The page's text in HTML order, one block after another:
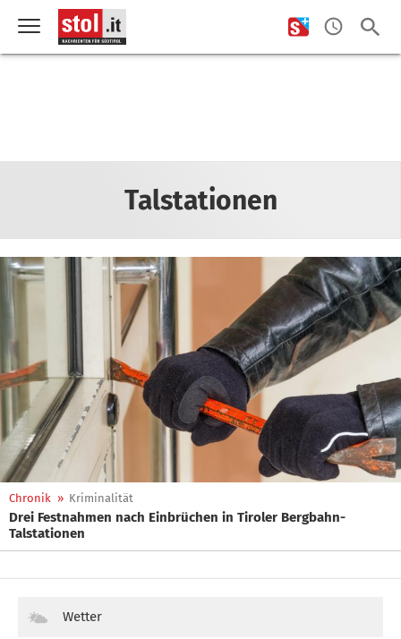
Talstationen
Chronik » Kriminalität
Drei Festnahmen nach Einbrüchen in Tiroler Bergbahn-
Talstationen
Wetter